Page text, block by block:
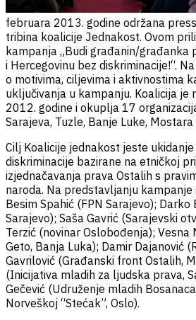
februara 2013. godine održana
tribina koalicije Jednakost. Ovom
kampanja „Budi građanin/građanka
i Hercegovinu bez diskriminacije!“.
o motivima, ciljevima i aktivnostima
uključivanja u kampanju. Koalicija je
2012. godine i okuplja 17
Sarajeva, Tuzle, Banje Luke, Mostara
Cilj Koalicije jednakost jeste
diskriminacije bazirane na etničkoj
izjednačavanja prava Ostalih s
naroda. Na predstavljanju kampanje
Besim Spahić (FPN Sarajevo); Darko
Sarajevo); Saša Gavrić (Sarajevski
Terzić (novinar Oslobođenja); Vesna
Geto, Banja Luka); Damir Dajanović
Gavrilović (Građanski front Ostalih,
(Inicijativa mladih za ljudska prava,
Gečević (Udruženje mladih
Norveškoj “Stećak”, Oslo).